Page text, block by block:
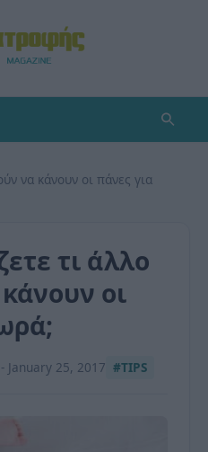
να κάνουν οι πάνες για
τι άλλο
οι
January 25, 2017 #TIPS